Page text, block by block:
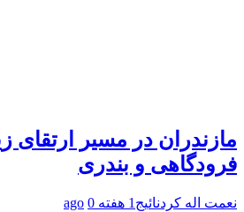
مازندران در مسیر
فرودگاهی و بندری
نعمت اله کردنائیج 1 هفته ago 0